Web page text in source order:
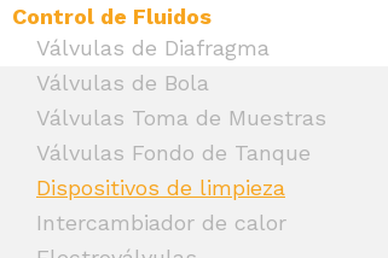
Control de Fluidos
Válvulas de Diafragma
Válvulas de Bola
Válvulas Toma de Muestras
Válvulas Fondo de Tanque
Dispositivos de limpieza
Intercambiador de calor